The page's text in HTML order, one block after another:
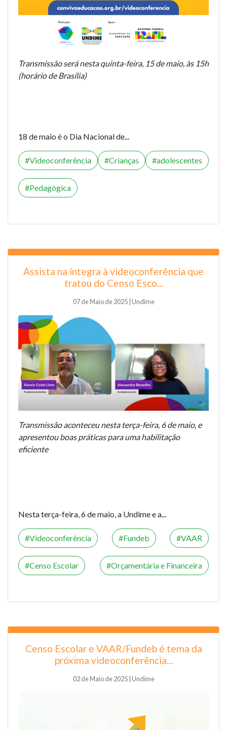
Transmissão será nesta quinta-feira, 15 de maio, às 15h
(horário de Brasília)
18 de maio é o Dia Nacional de...
Videoconferência Crianças adolescentes
Pedagógica
Assista na íntegra à videoconferência que
tratou do Censo Esco...
07 de Maio de 2025 | Undime
Transmissão aconteceu nesta terça-feira, 6 de maio, e
apresentou boas práticas para uma habilitação
eficiente
Nesta terça-feira, 6 de maio, a Undime e a...
Videoconferência Fundeb VAAR
Censo Escolar Orçamentária e Financeira
Censo Escolar e VAAR/Fundeb é tema da
próxima videoconferência...
02 de Maio de 2025 | Undime